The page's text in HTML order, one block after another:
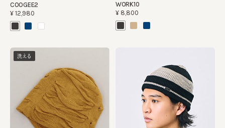
COOGEE2
¥12,980
WORK10
¥8,800
洗える